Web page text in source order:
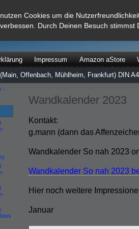
Cookies um die
verbessen. Durch Deinen Besuch stimmst
mal
Impressum Amazon aStore
Offenbach, Mühlheim, Frankfurt) DIN
Wandkalender 2023
Kontakt:
g.mann (dann das
Wandkalender So nah 2023
Wandkalender So nah 2023
Hier noch weitere
Januar